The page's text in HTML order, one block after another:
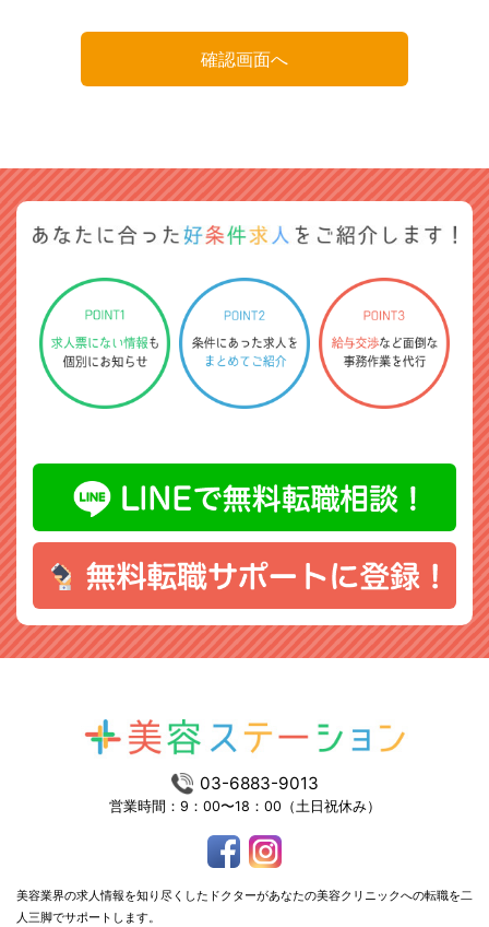
03-6883-9013
営業時間：9：00〜18：00（土日祝休み）
美容業界の求人情報を知り尽くしたドクターがあなたの美容クリニックへの転職を二
人三脚でサポートします。